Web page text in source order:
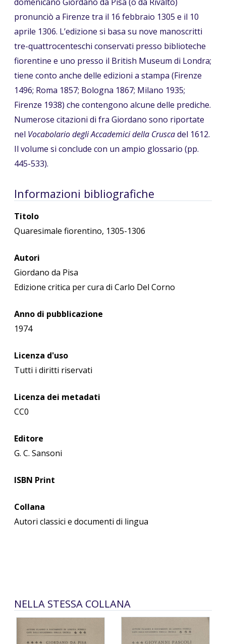
pronunciò a Firenze tra il 16 febbraio 1305 e il 10
aprile 1306. L’edizione si basa su nove manoscritti
tre-quattrocenteschi conservati presso biblioteche
fiorentine e uno presso il British Museum di Londra;
tiene conto anche delle edizioni a stampa (Firenze
1496; Roma 1857; Bologna 1867; Milano 1935;
Firenze 1938) che contengono alcune delle prediche.
Numerose citazioni di fra Giordano sono riportate
nel Vocabolario degli Accademici della Cruscadel 1612.
Il volume si conclude con un ampio glossario (pp.
445-533).
Informazioni bibliografiche
Titolo
Quaresimale fiorentino, 1305-1306
Autori
Giordano da Pisa
Edizione critica per cura di Carlo Del Corno
Anno di pubblicazione
1974
Licenza d'uso
Tutti i diritti riservati
Licenza dei metadati
CC0
Editore
G. C. Sansoni
ISBN Print
Collana
Autori classici e documenti di lingua
NELLA STESSA COLLANA